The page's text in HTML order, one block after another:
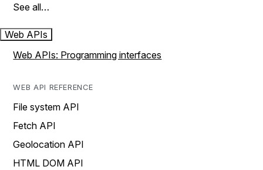
See all…
Web APIs
Web APIs: Programming interfaces
WEB API REFERENCE
File system API
Fetch API
Geolocation API
HTML DOM API